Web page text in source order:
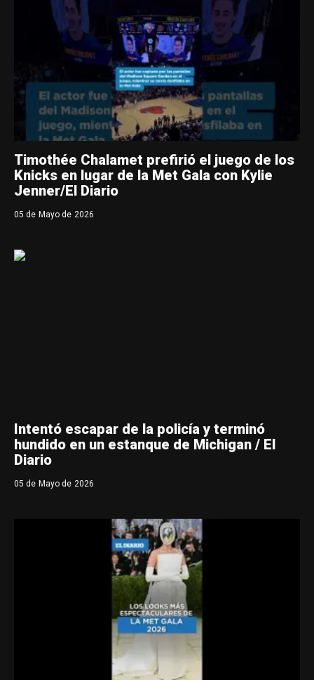
Timothée Chalamet prefirió el juego de los
Knicks en lugar de la Met Gala con Kylie
Jenner/El Diario
05 de Mayo de 2026
Intentó escapar de la policía y terminó
hundido en un estanque de Michigan / El
Diario
05 de Mayo de 2026